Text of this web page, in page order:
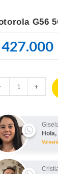
G56
427.000
- +